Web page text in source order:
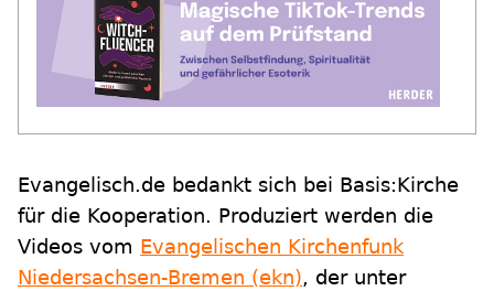
Evangelisch.de bedankt sich bei Basis:Kirche
für die Kooperation. Produziert werden die
Videos vom Evangelischen Kirchenfunk
Niedersachsen-Bremen (ekn), der unter